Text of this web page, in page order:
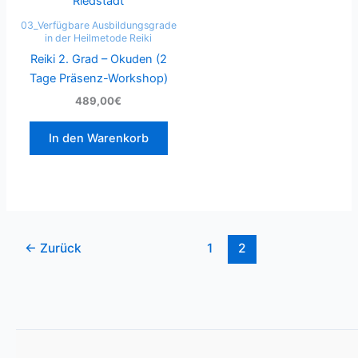
03_Verfügbare Ausbildungsgrade
in der Heilmetode Reiki
Reiki 2. Grad – Okuden (2
Tage Präsenz-Workshop)
489,00€
In den Warenkorb
← Zurück 1 2